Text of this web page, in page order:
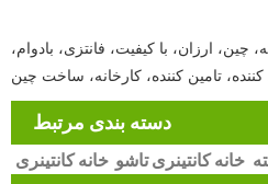
ارزان، با کیفیت، فانتزی، بادوام،
تامین کننده، کارخانه، ساخت چین
دسته بندی مرتبط
خانه کانتینری خانه کانتینری تاشو